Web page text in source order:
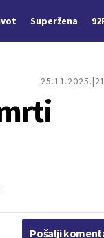
Superžena
25.11.2025.
Pošalji